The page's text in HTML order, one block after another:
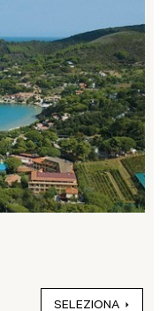
SELEZIONA